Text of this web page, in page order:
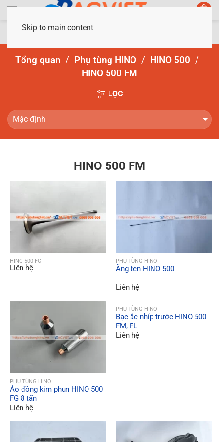
Skip to main content
Tổng quan Phụ tùng HINO
HINO 500
HINO 500 FM
LỌC
HINO 500 FM
QUICK VIEW
HINO 500 FC
Liên hệ
QUICK VIEW
PHỤ TÙNG HINO
Ăng ten HINO 500
Liên hệ
QUICK VIEW
PHỤ TÙNG HINO
Áo đồng kim phun HINO 500
FG 8 tấn
Liên hệ
QUICK VIEW
PHỤ TÙNG HINO
Bạc ắc nhíp trước HINO 500
FM, FL
Liên hệ